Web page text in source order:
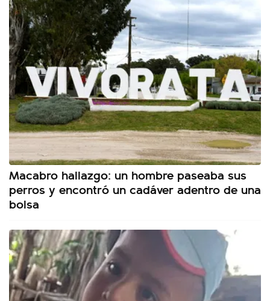
Macabro hallazgo: un hombre paseaba sus
perros y encontró un cadáver adentro de una
bolsa